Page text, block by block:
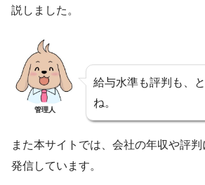
説しました。
管理人
給与水準も評判も、
ね。
また本サイトでは、会社の年収や評
発信しています。